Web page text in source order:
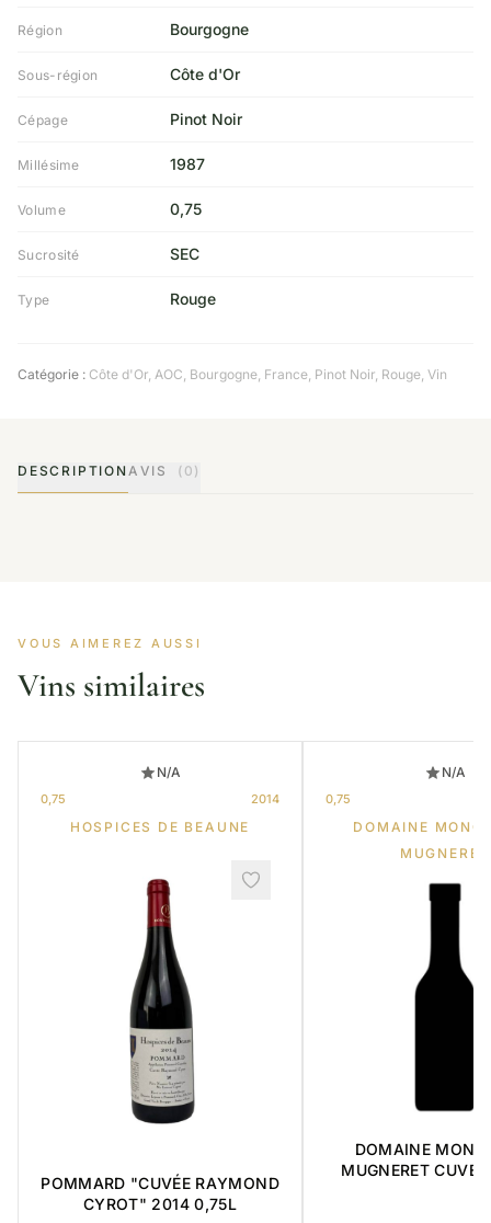
Région Bourgogne
Sous-région Côte d'Or
Cépage Pinot Noir
Millésime 1987
Volume 0,75
Sucrosité SEC
Type Rouge
Catégorie : Côte d'Or, AOC, Bourgogne, France, Pinot Noir, Rouge, Vin
DESCRIPTION AVIS (0)
VOUS AIMEREZ AUSSI
Vins similaires
N/A
0,75 2014
HOSPICES DE BEAUNE
POMMARD "CUVÉE RAYMOND
CYROT" 2014 0,75L
N/A
0,75
DOMAINE
MUGNERET
DOMAINE
MUGNERET CUVEE M